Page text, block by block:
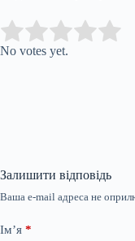
Rate this item:
No votes yet.
Залишити відповідь
Ваша e-mail адреса не
Ім’я *